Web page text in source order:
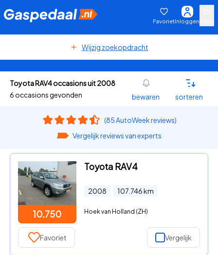
FavorietInloggen
Wijzig zoekopdracht
Toyota RAV4 occasions uit 2008
6 occasions gevonden
bewaren sorteren
(85 AutoWeek reviews)
Vergelijk reviews van experts
10.750
Toyota RAV4
2008 107.746km
Hoek van Holland (ZH)
Favoriet Vergelijk